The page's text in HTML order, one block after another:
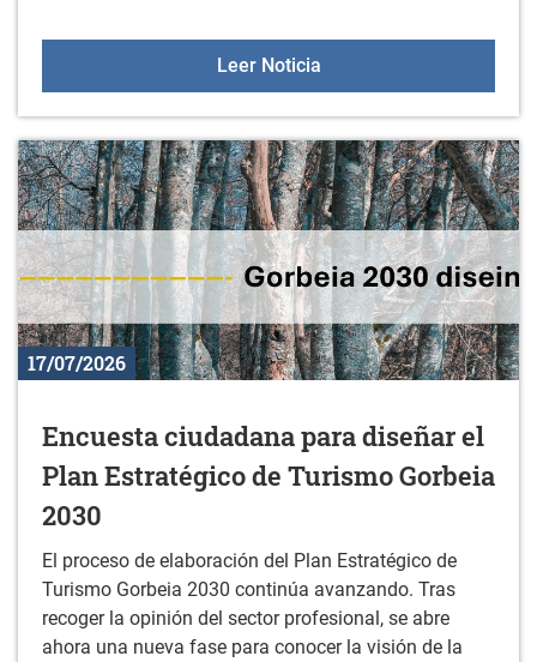
Leer NoticiaKorterraza en Durana
17/07/2026
Encuesta ciudadana para diseñar el
Plan Estratégico de Turismo Gorbeia
2030
El proceso de elaboración del Plan Estratégico de
Turismo Gorbeia 2030 continúa avanzando. Tras
recoger la opinión del sector profesional, se abre
ahora una nueva fase para conocer la visión de la